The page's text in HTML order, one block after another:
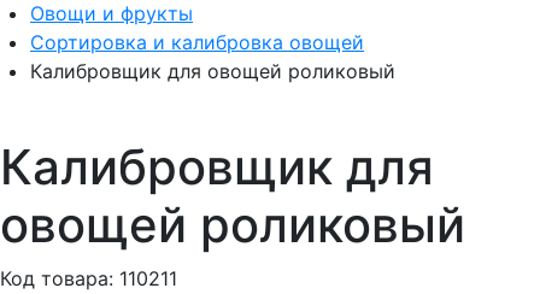
Овощи и фрукты
Сортировка и калибровка овощей
Калибровщик для овощей роликовый
Калибровщик для
овощей роликовый
Код товара: 110211